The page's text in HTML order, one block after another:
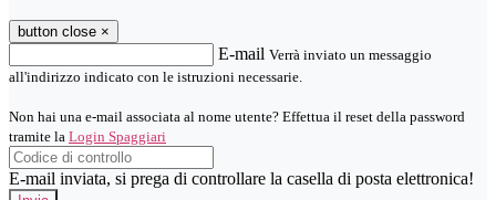
button close ×
E-mail Verrà inviato un messaggio
all'indirizzo indicato con le istruzioni necessarie.
Non hai una e-mail associata al nome utente? Effettua il reset della password
tramite la Login Spaggiari
E-mail inviata, si prega di controllare la casella di posta elettronica!